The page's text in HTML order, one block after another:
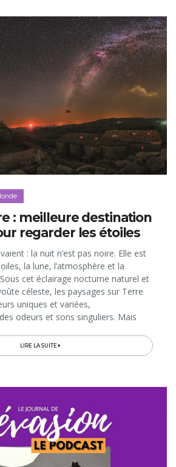
: meilleure destination
regarder les étoiles
: la nuit n’est pas noire. Elle est
la lune, l’atmosphère et la
cet éclairage nocturne naturel et
céleste, les paysages sur Terre
uniques et variées,
odeurs et sons singuliers. Mais
LIRE LA SUITE